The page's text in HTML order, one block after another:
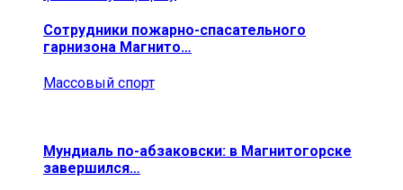
Сотрудники пожарно-спасательного
гарнизона Магнито…
Массовый спорт
Мундиаль по-абзаковски: в Магнитогорске
завершился…